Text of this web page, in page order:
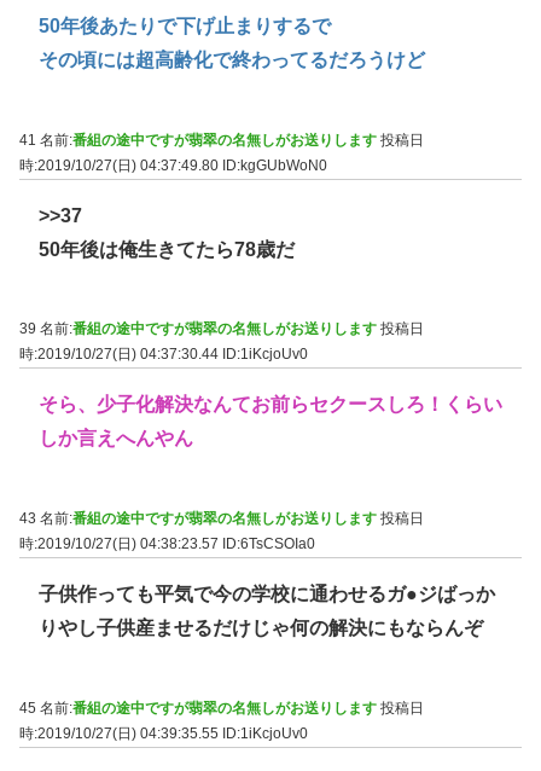
50年後あたりで下げ止まりするで
その頃には超高齢化で終わってるだろうけど
41 名前:番組の途中ですが翡翠の名無しがお送りします 投稿日
時:2019/10/27(日) 04:37:49.80 ID:kgGUbWoN0
>>37
50年後は俺生きてたら78歳だ
39 名前:番組の途中ですが翡翠の名無しがお送りします 投稿日
時:2019/10/27(日) 04:37:30.44 ID:1iKcjoUv0
そら、少子化解決なんてお前らセクースしろ！くらい
しか言えへんやん
43 名前:番組の途中ですが翡翠の名無しがお送りします 投稿日
時:2019/10/27(日) 04:38:23.57
ID:6TsCSOIa0
子供作っても平気で今の学校に通わせるガ●ジばっか
りやし子供産ませるだけじゃ何の解決にもならんぞ
45 名前:番組の途中ですが翡翠の名無しがお送りします 投稿日
時:2019/10/27(日) 04:39:35.55 ID:1iKcjoUv0